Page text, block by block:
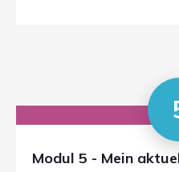
Modul 5 - Mein